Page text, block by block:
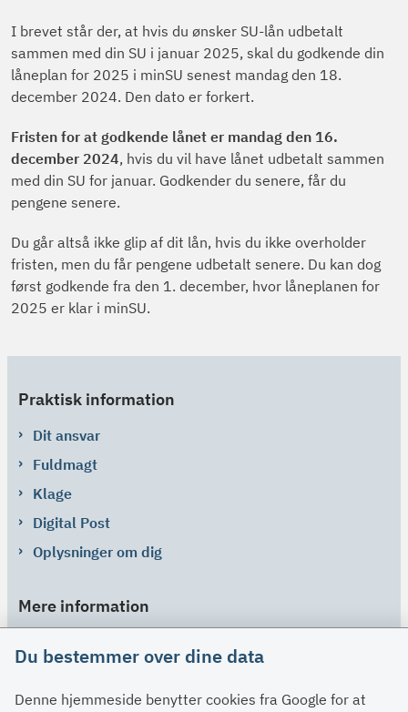
I brevet står der, at hvis du ønsker SU-lån udbetalt
sammen med din SU i januar 2025, skal du godkende din
låneplan for 2025 i minSU senest mandag den 18.
december 2024. Den dato er forkert.
Fristen for at godkende lånet er mandag den 16.
december 2024, hvis du vil have lånet udbetalt sammen
med din SU for januar. Godkender du senere, får du
pengene senere.
Du går altså ikke glip af dit lån, hvis du ikke overholder
fristen, men du får pengene udbetalt senere. Du kan dog
først godkende fra den 1. december, hvor låneplanen for
2025 er klar i minSU.
Praktisk information
Dit ansvar
Fuldmagt
Klage
Digital Post
Oplysninger om dig
Mere information
Spørgsmål og svar
Du bestemmer over dine data
Denne hjemmeside benytter cookies fra Google for at